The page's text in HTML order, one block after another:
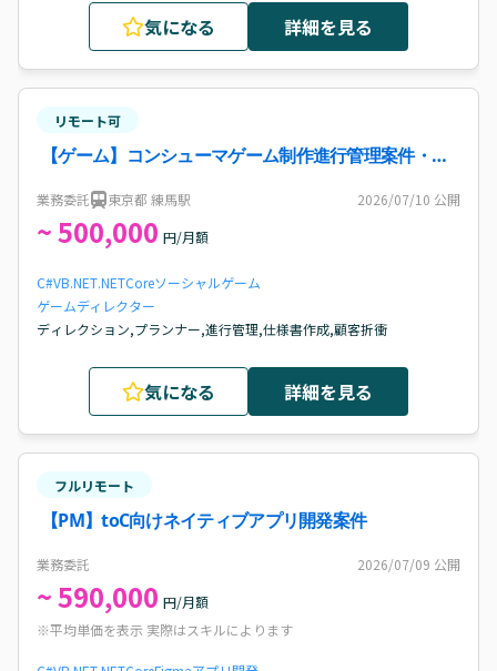
普段格闘ゲームをされる方
気になる 詳細を見る
リモート可
【ゲーム】コンシューマゲーム制作進行管理案件・求
業務委託 東京都 練馬駅 2026/07/10 公開
~ 500,000 円/月額
C#VB.NET.NETCoreソーシャルゲーム
ゲームディレクター
ディレクション,プランナー,進行管理,仕様書作成,顧客折衝
気になる 詳細を見る
フルリモート
【PM】toC向けネイティブアプリ開発案件
業務委託 2026/07/09 公開
~ 590,000 円/月額
※平均単価を表示 実際はスキルによります